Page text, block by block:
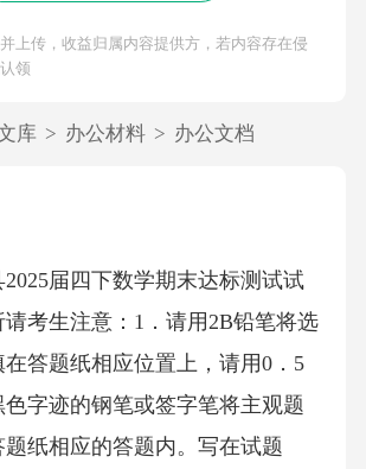
上传，收益归属内容提供方，若内容存在侵
领
库 > 办公材料 > 办公文档
届四下数学期末达标测试试
考生注意：1．请用2B铅笔将选
答题纸相应位置上，请用0．5
字迹的钢笔或签字笔将主观题
纸相应的答题内。写在试题